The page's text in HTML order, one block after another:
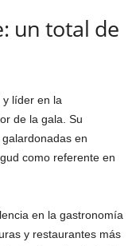
un total de
y líder en la
de la gala. Su
en
como referente en
en la gastronomía
y restaurantes más